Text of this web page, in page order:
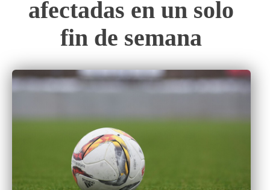
afectadas en un solo
fin de semana